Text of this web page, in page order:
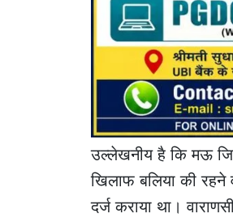
उल्लेखनीय है कि मऊ
खिलाफ बलिया की रहने
दर्ज कराया था।